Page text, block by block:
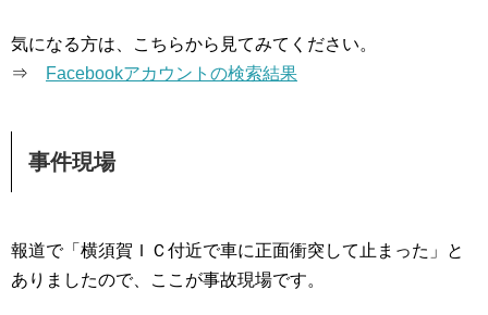
気になる方は、こちらから見てみてください。
⇒
Facebookアカウントの検索結果
事件現場
報道で「横須賀ＩＣ付近で車に正面衝突して止まった」と
ありましたので、ここが事故現場です。